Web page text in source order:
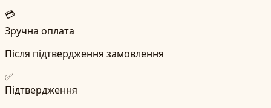
💳
Зручна оплата
Після підтвердження замовлення
✅
Підтвердження